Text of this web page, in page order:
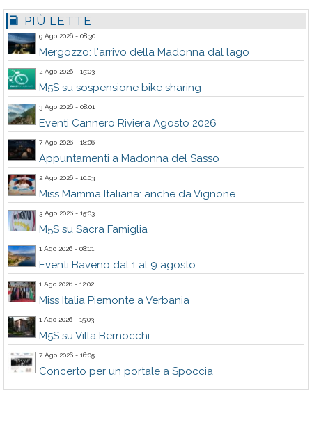
PIÙ LETTE
9 Ago 2026 - 08:30
Mergozzo: l'arrivo della Madonna dal lago
2 Ago 2026 - 15:03
M5S su sospensione bike sharing
3 Ago 2026 - 08:01
Eventi Cannero Riviera Agosto 2026
7 Ago 2026 - 18:06
Appuntamenti a Madonna del Sasso
2 Ago 2026 - 10:03
Miss Mamma Italiana: anche da Vignone
3 Ago 2026 - 15:03
M5S su Sacra Famiglia
1 Ago 2026 - 08:01
Eventi Baveno dal 1 al 9 agosto
1 Ago 2026 - 12:02
Miss Italia Piemonte a Verbania
1 Ago 2026 - 15:03
M5S su Villa Bernocchi
7 Ago 2026 - 16:05
Concerto per un portale a Spoccia